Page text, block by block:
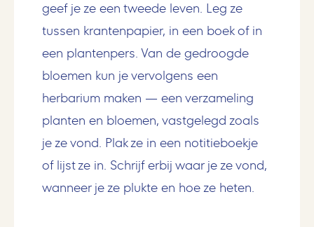
geef je ze een tweede leven. Leg ze
tussen krantenpapier, in een boek of in
een plantenpers. Van de gedroogde
bloemen kun je vervolgens een
herbarium maken — een verzameling
planten en bloemen, vastgelegd zoals
je ze vond. Plak ze in een notitieboekje
of lijst ze in. Schrijf erbij waar je ze vond,
wanneer je ze plukte en hoe ze heten.